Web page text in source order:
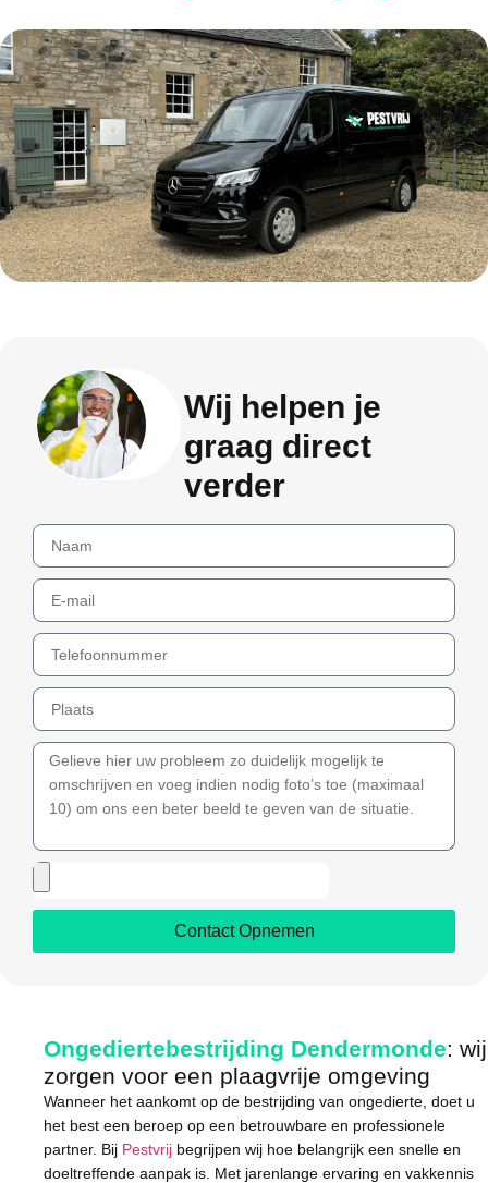
Wij helpen je
graag direct
verder
Contact Opnemen
Ongediertebestrijding Dendermonde: wij
zorgen voor een plaagvrije omgeving
Wanneer het aankomt op de bestrijding van ongedierte, doet u
het best een beroep op een betrouwbare en professionele
partner. Bij Pestvrij begrijpen wij hoe belangrijk een snelle en
doeltreffende aanpak is. Met jarenlange ervaring en vakkennis